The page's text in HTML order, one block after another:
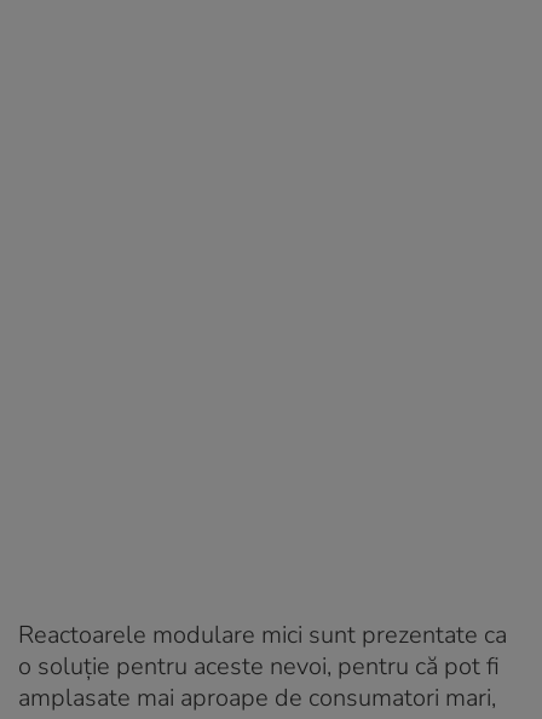
Reactoarele modulare mici sunt prezentate ca
o soluție pentru aceste nevoi, pentru că pot fi
amplasate mai aproape de consumatori mari,